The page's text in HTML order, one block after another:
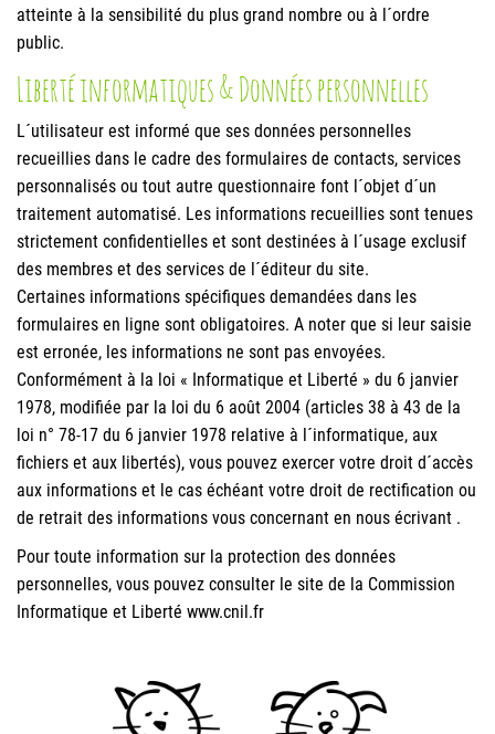
atteinte à la sensibilité du plus grand nombre ou à l´ordre
public.
Liberté informatiques & Données personnelles
L´utilisateur est informé que ses données personnelles
recueillies dans le cadre des formulaires de contacts, services
personnalisés ou tout autre questionnaire font l´objet d´un
traitement automatisé. Les informations recueillies sont tenues
strictement confidentielles et sont destinées à l´usage exclusif
des membres et des services de l´éditeur du site.
Certaines informations spécifiques demandées dans les
formulaires en ligne sont obligatoires. A noter que si leur saisie
est erronée, les informations ne sont pas envoyées.
Conformément à la loi « Informatique et Liberté » du 6 janvier
1978, modifiée par la loi du 6 août 2004 (articles 38 à 43 de la
loi n° 78-17 du 6 janvier 1978 relative à l´informatique, aux
fichiers et aux libertés), vous pouvez exercer votre droit d´accès
aux informations et le cas échéant votre droit de rectification ou
de retrait des informations vous concernant en nous écrivant .
Pour toute information sur la protection des données
personnelles, vous pouvez consulter le site de la Commission
Informatique et Liberté www.cnil.fr